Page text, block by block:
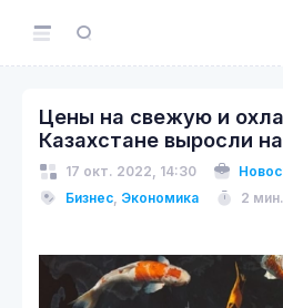
Цены на свежую и
Казахстане выросли
17 окт. 2022, 14:30
Бизнес, Экономика 2